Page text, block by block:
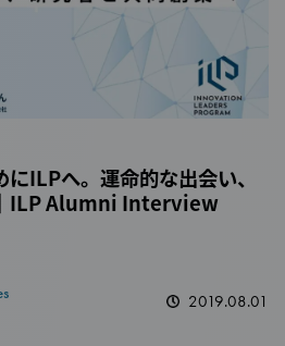
ILPへ。運命的な出会い、
ILP Alumni Interview
2019.08.01